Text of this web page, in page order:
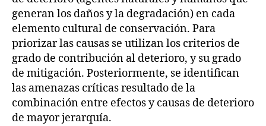
generan los daños y la degradación) en cada
elemento cultural de conservación. Para
priorizar las causas se utilizan los criterios de
grado de contribución al deterioro, y su grado
de mitigación. Posteriormente, se identifican
las amenazas críticas resultado de la
combinación entre efectos y causas de deterioro
de mayor jerarquía.